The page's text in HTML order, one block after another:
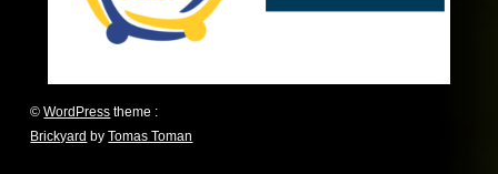
©WordPress theme :
Brickyard byTomas Toman